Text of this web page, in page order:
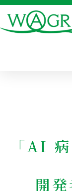
内
「AI
開